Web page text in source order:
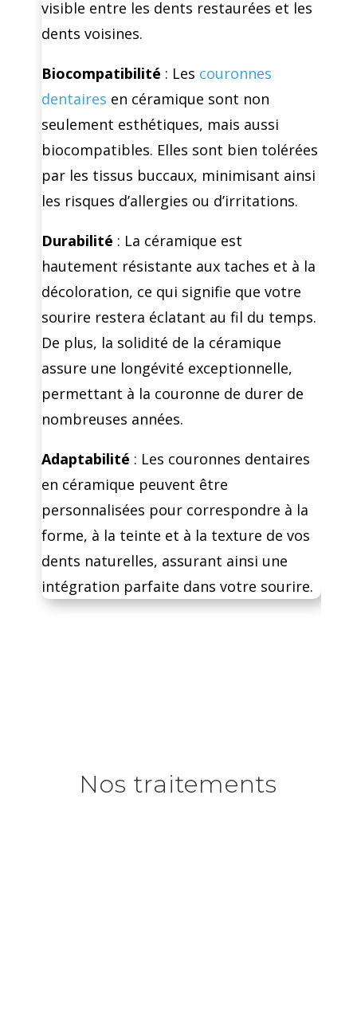
visible entre les dents restaurées et les
dents voisines.
Biocompatibilité : Les couronnes
dentaires en céramique sont non
seulement esthétiques, mais aussi
biocompatibles. Elles sont bien tolérées
par les tissus buccaux, minimisant ainsi
les risques d’allergies ou d’irritations.
Durabilité : La céramique est
hautement résistante aux taches et à la
décoloration, ce qui signifie que votre
sourire restera éclatant au fil du temps.
De plus, la solidité de la céramique
assure une longévité exceptionnelle,
permettant à la couronne de durer de
nombreuses années.
Adaptabilité : Les couronnes dentaires
en céramique peuvent être
personnalisées pour correspondre à la
forme, à la teinte et à la texture de vos
dents naturelles, assurant ainsi une
intégration parfaite dans votre sourire.
Nos traitements